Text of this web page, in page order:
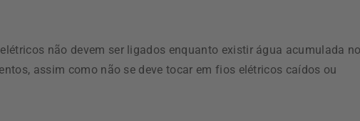
não devem ser ligados enquanto existir água acumulada
assim como não se deve tocar em fios elétricos caídos ou